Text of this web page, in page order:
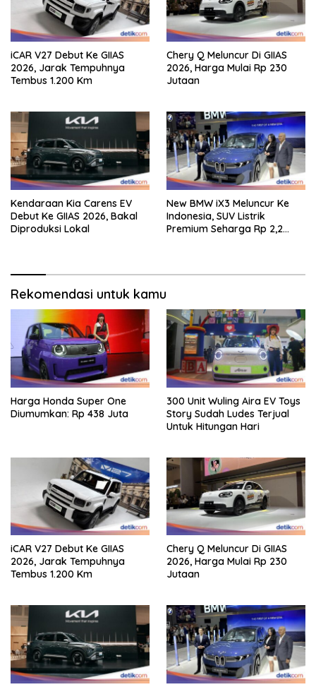
iCAR V27 Debut Ke GIIAS
2026, Jarak Tempuhnya
Tembus 1.200 Km
Chery Q Meluncur Di GIIAS
2026, Harga Mulai Rp 230
Jutaan
Kendaraan Kia Carens EV
Debut Ke GIIAS 2026, Bakal
Diproduksi Lokal
New BMW iX3 Meluncur Ke
Indonesia, SUV Listrik
Premium Seharga Rp 2,2
Rekomendasi untuk kamu
Harga Honda Super One
Diumumkan: Rp 438 Juta
300 Unit Wuling Aira EV Toys
Story Sudah Ludes Terjual
Untuk Hitungan Hari
iCAR V27 Debut Ke GIIAS
2026, Jarak Tempuhnya
Tembus 1.200 Km
Chery Q Meluncur Di GIIAS
2026, Harga Mulai Rp 230
Jutaan